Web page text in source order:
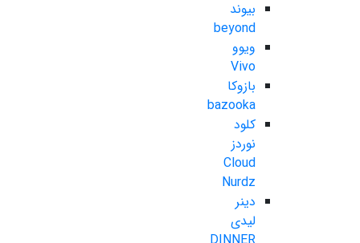
بیوند
beyond
ویوو
Vivo
بازوکا
bazooka
کلود
نوردز
Cloud
Nurdz
دینر
لیدی